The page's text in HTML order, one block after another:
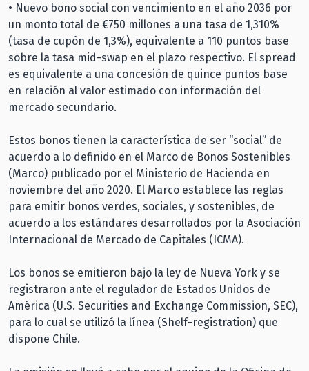
• Nuevo bono social con vencimiento en el año 2036 por
un monto total de €750 millones a una tasa de 1,310%
(tasa de cupón de 1,3%), equivalente a 110 puntos base
sobre la tasa mid-swap en el plazo respectivo. El spread
es equivalente a una concesión de quince puntos base
en relación al valor estimado con información del
mercado secundario.
Estos bonos tienen la característica de ser “social” de
acuerdo a lo definido en el Marco de Bonos Sostenibles
(Marco) publicado por el Ministerio de Hacienda en
noviembre del año 2020. El Marco establece las reglas
para emitir bonos verdes, sociales, y sostenibles, de
acuerdo a los estándares desarrollados por la Asociación
Internacional de Mercado de Capitales (ICMA).
Los bonos se emitieron bajo la ley de Nueva York y se
registraron ante el regulador de Estados Unidos de
América (U.S. Securities and Exchange Commission, SEC),
para lo cual se utilizó la línea (Shelf-registration) que
dispone Chile.